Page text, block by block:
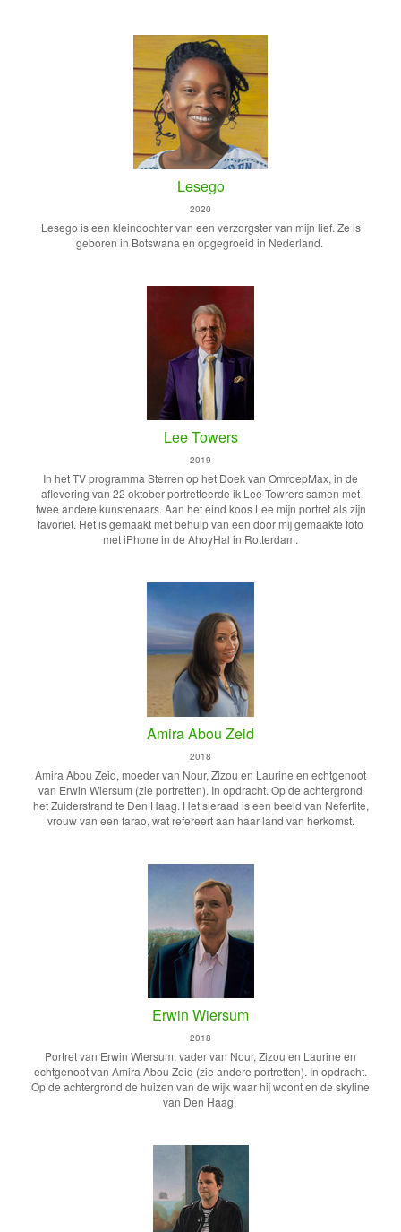
Lesego
2020
Lesego is een kleindochter van een verzorgster van mijn lief. Ze is
geboren in Botswana en opgegroeid in Nederland.
Lee Towers
2019
In het TV programma Sterren op het Doek van OmroepMax, in de
aflevering van 22 oktober portretteerde ik Lee Towrers samen met
twee andere kunstenaars. Aan het eind koos Lee mijn portret als zijn
favoriet. Het is gemaakt met behulp van een door mij gemaakte foto
met iPhone in de AhoyHal in Rotterdam.
Amira Abou Zeid
2018
Amira Abou Zeid, moeder van Nour, Zizou en Laurine en echtgenoot
van Erwin Wiersum (zie portretten). In opdracht. Op de achtergrond
het Zuiderstrand te Den Haag. Het sieraad is een beeld van Nefertite,
vrouw van een farao, wat refereert aan haar land van herkomst.
Erwin Wiersum
2018
Portret van Erwin Wiersum, vader van Nour, Zizou en Laurine en
echtgenoot van Amira Abou Zeid (zie andere portretten). In opdracht.
Op de achtergrond de huizen van de wijk waar hij woont en de skyline
van Den Haag.